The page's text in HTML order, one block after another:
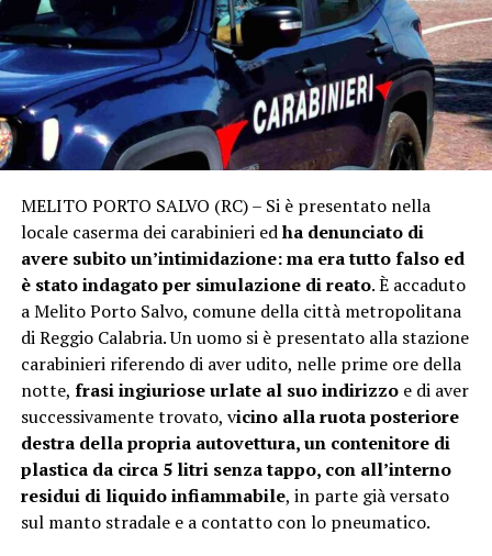
MELITO PORTO SALVO (RC) – Si è presentato nella
locale caserma dei carabinieri edha denunciato di
avere subito un’intimidazione:ma era tutto falso ed
è stato indagato per simulazione di reato. È accaduto
a Melito Porto Salvo, comune della città metropolitana
di Reggio Calabria. Un uomo si è presentato alla stazione
carabinieri riferendo di aver udito, nelle prime ore della
notte, frasi ingiuriose urlate al suo indirizzoe di aver
successivamente trovato, vicino alla ruota posteriore
destra della propria autovettura, un contenitore di
plastica da circa 5 litri senza tappo, con all’interno
residui di liquido infiammabile, in parte già versato
sul manto stradale e a contatto con lo pneumatico.